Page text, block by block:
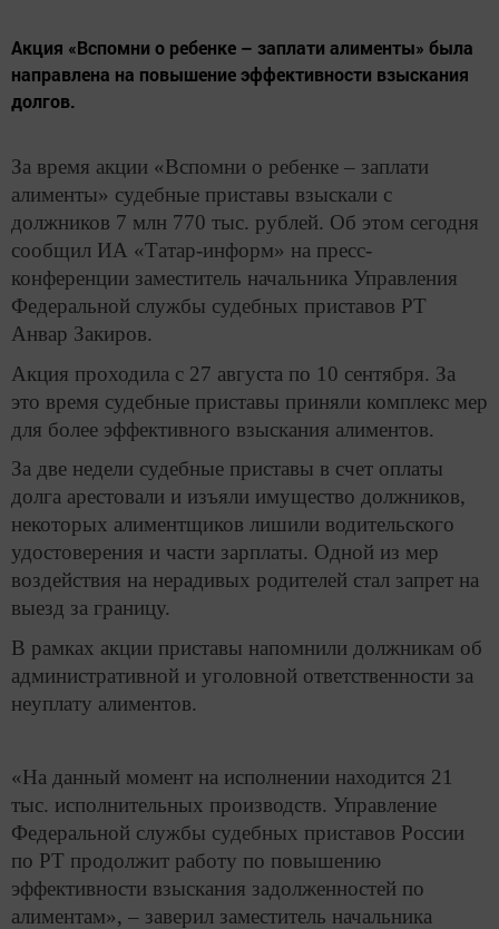
Акция «Вспомни о ребенке – заплати алименты» была
направлена на повышение эффективности взыскания
долгов.
За время акции «Вспомни о ребенке – заплати
алименты» судебные приставы взыскали с
должников 7 млн 770 тыс. рублей. Об этом сегодня
сообщил ИА «Татар-информ» на пресс-
конференции заместитель начальника Управления
Федеральной службы судебных приставов РТ
Анвар Закиров.
Акция проходила с 27 августа по 10 сентября. За
это время судебные приставы приняли комплекс мер
для более эффективного взыскания алиментов.
За две недели судебные приставы в счет оплаты
долга арестовали и изъяли имущество должников,
некоторых алиментщиков лишили водительского
удостоверения и части зарплаты. Одной из мер
воздействия на нерадивых родителей стал запрет на
выезд за границу.
В рамках акции приставы напомнили должникам об
административной и уголовной ответственности за
неуплату алиментов.
«На данный момент на исполнении находится 21
тыс. исполнительных производств. Управление
Федеральной службы судебных приставов России
по РТ продолжит работу по повышению
эффективности взыскания задолженностей по
алиментам», – заверил заместитель начальника